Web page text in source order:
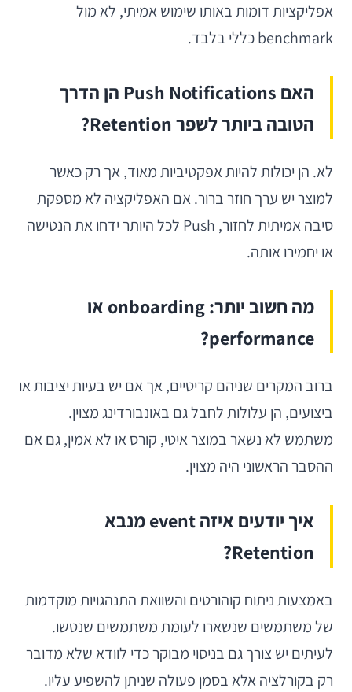
אפליקציות דומות באותו שימוש אמיתי, לא מול
benchmark כללי בלבד.
האם Push Notifications הן הדרך
הטובה ביותר לשפר Retention?
לא. הן יכולות להיות אפקטיביות מאוד, אך רק כאשר
למוצר יש ערך חוזר ברור. אם האפליקציה לא מספקת
סיבה אמיתית לחזור, Push לכל היותר ידחו את הנטישה
או יחמירו אותה.
מה חשוב יותר: onboarding או
performance?
ברוב המקרים שניהם קריטיים, אך אם יש בעיות יציבות או
ביצועים, הן עלולות לחבל גם באונבורדינג מצוין.
משתמש לא נשאר במוצר איטי, קורס או לא אמין, גם אם
ההסבר הראשוני היה מצוין.
איך יודעים איזה event מנבא
Retention?
באמצעות ניתוח קוהורטים והשוואת התנהגויות מוקדמות
של משתמשים שנשארו לעומת משתמשים שנטשו.
לעיתים יש צורך גם בניסוי מבוקר כדי לוודא שלא מדובר
רק בקורלציה אלא בסמן פעולה שניתן להשפיע עליו.